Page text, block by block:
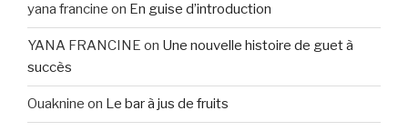
yana francine on En guise d’introduction
YANA FRANCINE on Une nouvelle histoire de guet à
succès
Ouaknine on Le bar à jus de fruits